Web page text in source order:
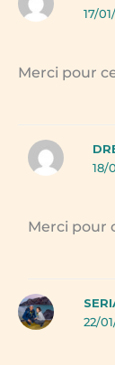
17/
Merci pour
18/
Merci pour
22/